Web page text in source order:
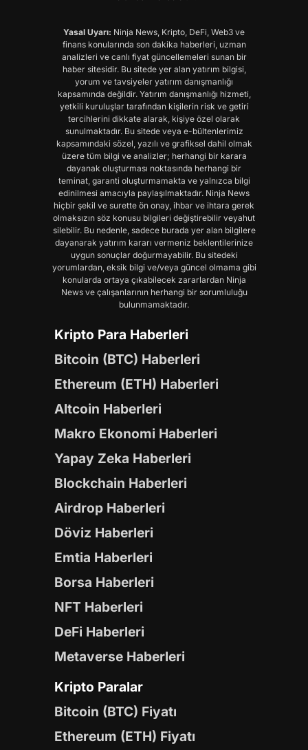
Yasal Uyarı: Ninja News, Kripto, DeFi, Web3 ve
finans konularında son dakika haberleri, uzman
analizleri ve canlı fiyat güncellemeleri sunan bir
haber sitesidir. Bu sitede yer alan yatırım bilgisi,
yorum ve tavsiyeler yatırım danışmanlığı
kapsamında değildir. Yatırım danışmanlığı hizmeti,
yetkili kuruluşlar tarafından kişilerin risk ve getiri
tercihlerini dikkate alarak, kişiye özel olarak
sunulmaktadır. Bu sitede veya e-bültenlerimiz
kapsamındaki sözel, yazılı ve grafiksel dahil olmak
üzere tüm bilgi ve analizler; herhangi bir karara
dayanak oluşturması noktasında herhangi bir
teminat, garanti oluşturmamakta ve yalnızca bilgi
edinilmesi amacıyla paylaşılmaktadır. Ninja News
hiçbir şekil ve surette ön onay, ihbar ve ihtara gerek
olmaksızın söz konusu bilgileri değiştirebilir veyahut
silebilir. Bu nedenle, sadece burada yer alan bilgilere
dayanarak yatırım kararı vermeniz beklentilerinize
uygun sonuçlar doğurmayabilir. Bu sitedeki
yorumlardan, eksik bilgi ve/veya güncel olmama gibi
konularda ortaya çıkabilecek zararlardan Ninja
News ve çalışanlarının herhangi bir sorumluluğu
bulunmamaktadır.
Kripto Para Haberleri
Bitcoin (BTC) Haberleri
Ethereum (ETH) Haberleri
Altcoin Haberleri
Makro Ekonomi Haberleri
Yapay Zeka Haberleri
Blockchain Haberleri
Airdrop Haberleri
Döviz Haberleri
Emtia Haberleri
Borsa Haberleri
NFT Haberleri
DeFi Haberleri
Metaverse Haberleri
Kripto Paralar
Bitcoin (BTC) Fiyatı
Ethereum (ETH) Fiyatı